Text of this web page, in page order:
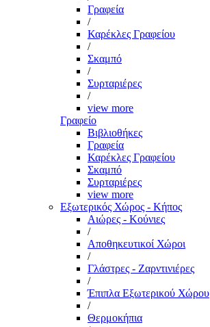
Γραφεία
/
Καρέκλες Γραφείου
/
Σκαμπό
/
Συρταριέρες
/
view more
Γραφείο
Βιβλιοθήκες
Γραφεία
Καρέκλες Γραφείου
Σκαμπό
Συρταριέρες
view more
Εξωτερικός Χώρος - Κήπος
Αιώρες - Κούνιες
/
Αποθηκευτικοί Χώροι
/
Γλάστρες - Ζαρντινιέρες
/
Έπιπλα Εξωτερικού Χώρου
/
Θερμοκήπια